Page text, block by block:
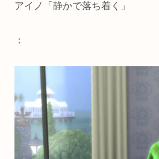
アイノ「静かで落ち着く」
：